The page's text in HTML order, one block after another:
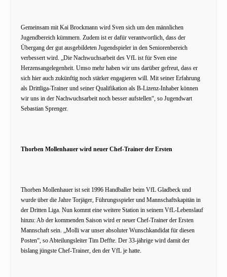
Gemeinsam mit Kai Brockmann wird Sven sich um den männlichen
Jugendbereich kümmern. Zudem ist er dafür verantwortlich, dass der
Übergang der gut ausgebildeten Jugendspieler in den Seniorenbereich
verbessert wird. „Die Nachwuchsarbeit des VfL ist für Sven eine
Herzensangelegenheit. Umso mehr haben wir uns darüber gefreut, dass er
sich hier auch zukünftig noch stärker engagieren will. Mit seiner Erfahrung
als Drittliga-Trainer und seiner Qualifikation als B-Lizenz-Inhaber können
wir uns in der Nachwuchsarbeit noch besser aufstellen“, so Jugendwart
Sebastian Sprenger.
Thorben Mollenhauer wird neuer Chef-Trainer der Ersten
Thorben Mollenhauer ist seit 1996 Handballer beim VfL Gladbeck und
wurde über die Jahre Torjäger, Führungsspieler und Mannschaftskapitän in
der Dritten Liga. Nun kommt eine weitere Station in seinem VfL-Lebenslauf
hinzu: Ab der kommenden Saison wird er neuer Chef-Trainer der Ersten
Mannschaft sein. „Molli war unser absoluter Wunschkandidat für diesen
Posten“, so Abteilungsleiter Tim Deffte. Der 33-jährige wird damit der
bislang jüngste Chef-Trainer, den der VfL je hatte.